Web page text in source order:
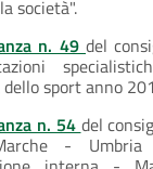
società".
n. 49 del
sport anno
n. 54 del
-